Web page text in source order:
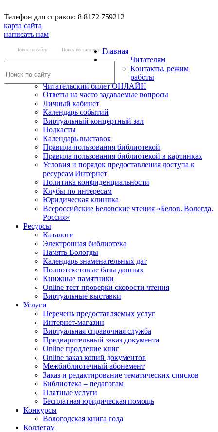
Телефон для справок: 8 8172 759212
карта сайта
написать нам
Поиск по сайту Поиск по каталогу Главная
Читателям
Контакты, режим
работы
Читательский билет ОНЛАЙН
Ответы на часто задаваемые вопросы
Личный кабинет
Календарь событий
Виртуальный концертный зал
Подкасты
Календарь выставок
Правила пользования библиотекой
Правила пользования библиотекой в картинках
Условия и порядок предоставления доступа к
ресурсам Интернет
Политика конфиденциальности
Клубы по интересам
Юридическая клиника
Всероссийские Беловские чтения «Белов. Вологда.
Россия»
Ресурсы
Каталоги
Электронная библиотека
Память Вологды
Календарь знаменательных дат
Полнотекстовые базы данных
Книжные памятники
Online тест проверки скорости чтения
Виртуальные выставки
Услуги
Перечень предоставляемых услуг
Интернет-магазин
Виртуальная справочная служба
Предварительный заказ документа
Online продление книг
Online заказ копий документов
Межбиблиотечный абонемент
Заказ и редактирование тематических списков
Библиотека – педагогам
Платные услуги
Бесплатная юридическая помощь
Конкурсы
Вологодская книга года
Коллегам